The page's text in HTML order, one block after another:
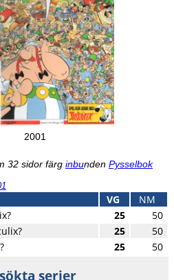
2001
32 sidor färg inbunden Pysselbok
VG
NM
25
50
25
50
25 50
serier